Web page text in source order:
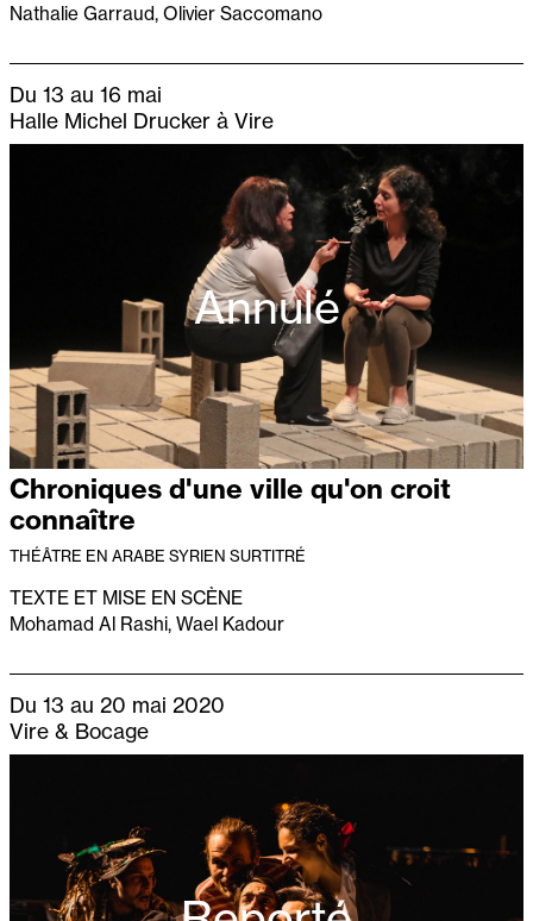
Nathalie Garraud, Olivier Saccomano
Du 13 au 16 mai
Halle Michel Drucker à Vire
Annulé
Chroniques d'une ville qu'on croit
connaître
THÉÂTRE EN ARABE SYRIEN SURTITRÉ
TEXTE ET MISE EN SCÈNE
Mohamad Al Rashi, Wael Kadour
Du 13 au 20 mai 2020
Vire & Bocage